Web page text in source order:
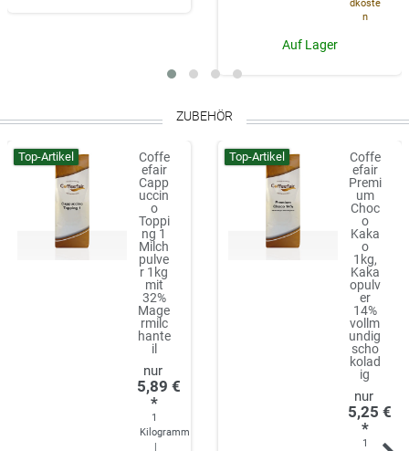
dkoste
n
Auf Lager
ZUBEHÖR
Top-Artikel
Coffe
efair
Capp
uccin
o
Toppi
ng 1
Milch
pulve
r 1kg
mit
32%
Mage
rmilc
hante
il
5,89 €
*
1
Kilogramm
Top-Artikel
Coffe
efair
Premi
um
Choc
o
Kaka
o
1kg,
Kaka
opulv
er
14%
vollm
undig
scho
kolad
ig
5,25 €
*
1